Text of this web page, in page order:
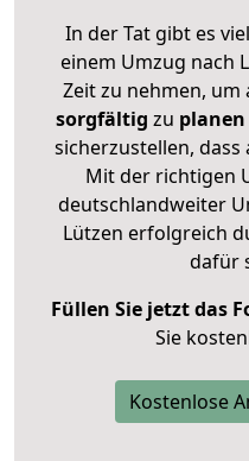
In der Tat gibt es
einem Umzug nach
Zeit zu nehmen, um
sorgfältig zu planen
sicherzustellen,
Mit der richtigen
deutschlandweiter
Lützen erfolgreich
dafür
Füllen Sie jetzt das
Sie
Kostenlose